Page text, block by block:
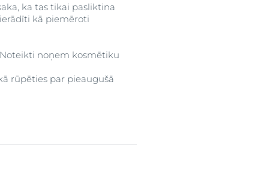
ka tas tikai pasliktina
kā piemēroti
noņem kosmētiku
rūpēties par pieaugušā